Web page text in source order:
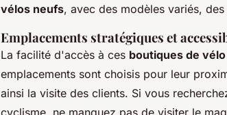
vélos neufs, avec des modèles variés,
Emplacements stratégiques et
La facilité d'accès à ces boutiques de
emplacements sont choisis pour leur
ainsi la visite des clients. Si vous